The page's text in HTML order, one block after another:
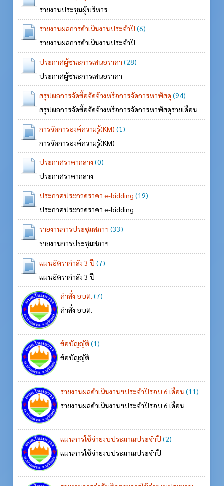
รายงานประชุมผู้บริหาร
รายงานผลการดำเนินงานประจำปี (6)
รายงานผลการดำเนินงานประจำปี
ประกาศผู้ชนะการเสนอราคา (28)
ประกาศผู้ชนะการเสนอราคา
สรุปผลการจัดซื้อจัดจ้างหรือการจัดการหาพัสดุ (94)
สรุปผลการจัดซื้อจัดจ้างหรือการจัดการหาพัสดุรายเดือน
การจัดการองค์ความรู้(KM) (1)
การจัดการองค์ความรู้(KM)
ประกาศราคากลาง (0)
ประกาศราคากลาง
ประกาศประกวดราคา e-bidding (19)
ประกาศประกวดราคา e-bidding
รายงานการประชุมสภาฯ (33)
รายงานการประชุมสภาฯ
แผนอัตรากำลัง 3 ปี (7)
แผนอัตรากำลัง 3 ปี
คำสั่ง อบต. (7)
คำสั่ง อบต.
ข้อบัญญัติ (1)
ข้อบัญญัติ
รายงานผลดำเนินงานฯประจำปีรอบ 6 เดือน(11)
รายงานผลดำเนินงานฯประจำปีรอบ 6 เดือน
แผนการใช้จ่ายงบประมาณประจำปี (2)
แผนการใช้จ่ายงบประมาณประจำปี